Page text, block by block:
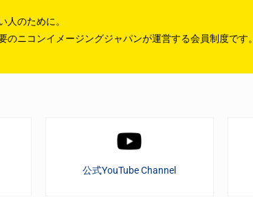
人のために。
のニコンイメージングジャパンが運営する会員制度です。
公式YouTube Channel